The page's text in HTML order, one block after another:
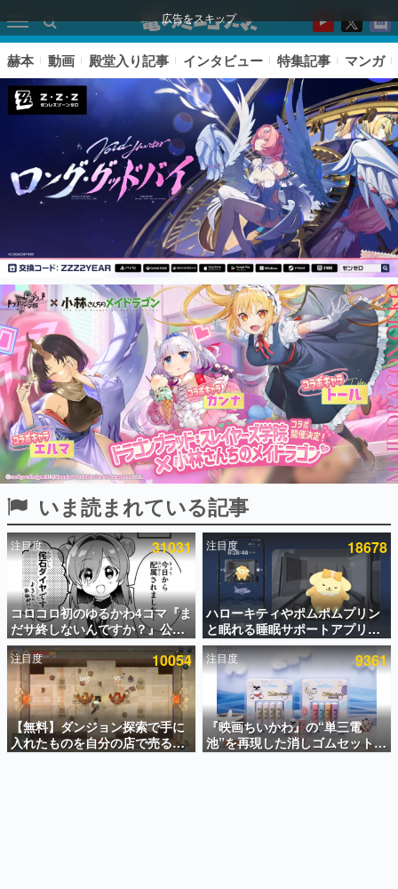
広告をスキップ
ピックアップ
電ファミのいま読まれている記事ランキング
アプリセール情報
インタビュー
連載・特集一覧
殿堂入り記事
SNS拡散数が数千以上！ ページビュー数万以上！ などな
ど。多くの人々に読まれた、電ファミ渾身の“殿堂入り”記
事をまとめました。
ゲームの企画書
名作ゲームクリエイターの方々に製作時のエピソードをお
聞きし、ヒットする企画（ゲーム）とは何か？を探ってい
きます。
赫本
この物語を解いてはいけない。『赫本』は、〈試験問題〉
の形をした短編ホラー小説集です。
新世代に訊く
これからのデジタルゲーム市場を担う若きクリエイター達
の姿を追い、彼らのルーツと情熱を探っていきます。
赫本 動画 殿堂入り記事 インタビュー 特集記事 マンガ
いま読まれている記事
注目度 31031
コロコロ初のゆるかわ4コマ『ま
だサ終しないんですか？』公開
スタート。主人公は新入社員の
侘石ダイヤ、ゲーム会社を舞台
にトラブルへ対応する社員たち
を描く
注目度 18678
ハローキティやポムポムプリン
と眠れる睡眠サポートアプリ
『ゆめたび』が配信中。キャラ
ごとのASMRや目覚ましアラー
ムも搭載
注目度 10054
【無料】ダンジョン探索で手に
入れたものを自分の店で売るゲ
ーム『Moonlighter』がSteam
注目度 9361
『映画ちいかわ』の“単三電
池”を再現した消しゴムセットが
8月7日より発売決定。公式は